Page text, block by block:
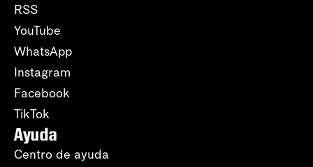
RSS
YouTube
WhatsApp
Instagram
Facebook
TikTok
Ayuda
Centro de ayuda